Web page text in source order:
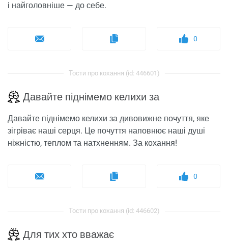
і найголовніше — до себе.
0
Тости про кохання (id: 446601)
Давайте піднімемо келихи за
Давайте піднімемо келихи за дивовижне почуття, яке
зігріває наші серця. Це почуття наповнює наші душі
ніжністю, теплом та натхненням. За кохання!
0
Тости про кохання (id: 446602)
Для тих хто вважає